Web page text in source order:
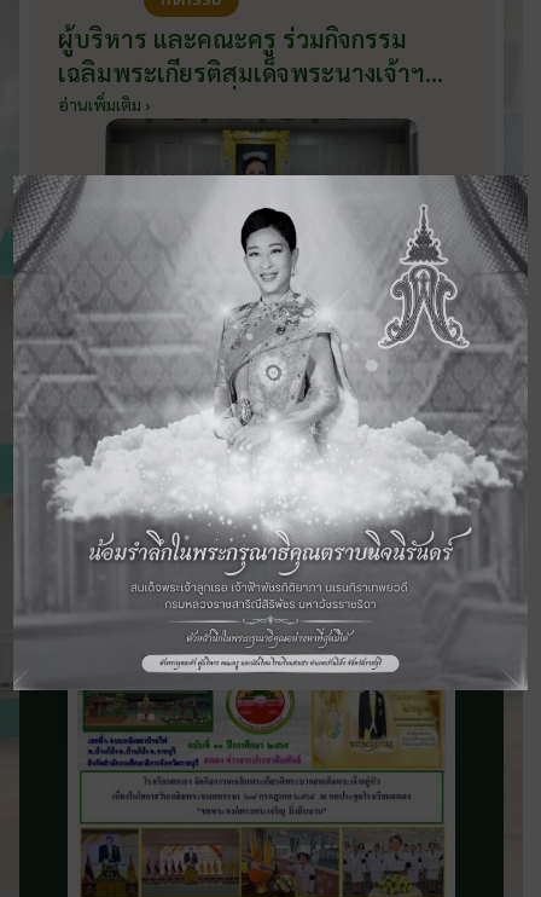
ผู้บริหาร และคณะครู ร่วมกิจกรรม
เฉลิมพระเกียรติสมเด็จพระนางเจ้าฯ
พระบรมราชินี เนื่องในโอกาสวันเฉลิม
พระชนมพรรษา กับหน่วยงานอำเภอ
เมืองบ้านโป่ง ณ ศาลาประชาคมริมน้ำ
วันที่ 3 มิถุนายน 2569
อ่านเพิ่มเติม ›
ดูข่าวสารทั้งหมด
จดหมายข่าว
ประชาสัมพันธ์
ติดตามข่าวสารและความเคลื่อนไหวของ
โรงเรียน